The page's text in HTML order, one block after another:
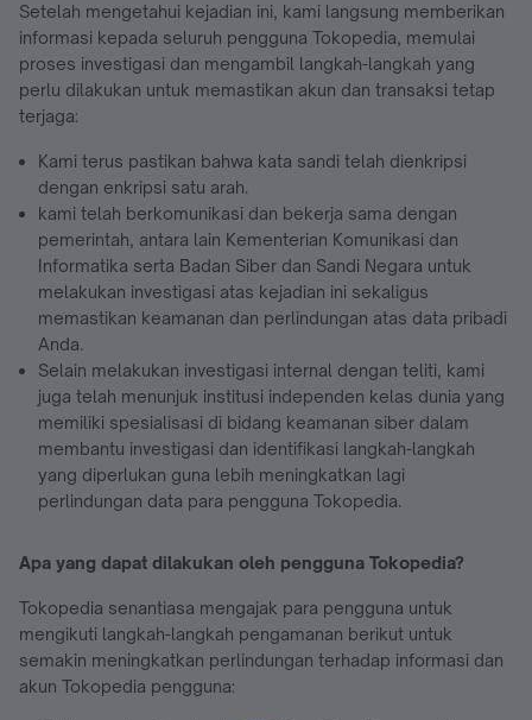
Setelah mengetahui kejadian ini, kami langsung memberikan
informasi kepada seluruh pengguna Tokopedia, memulai
proses investigasi dan mengambil langkah-langkah yang
perlu dilakukan untuk memastikan akun dan transaksi tetap
terjaga:
Kami terus pastikan bahwa kata sandi telah dienkripsi
dengan enkripsi satu arah.
kami telah berkomunikasi dan bekerja sama dengan
pemerintah, antara lain Kementerian Komunikasi dan
Informatika serta Badan Siber dan Sandi Negara untuk
melakukan investigasi atas kejadian ini sekaligus
memastikan keamanan dan perlindungan atas data pribadi
Anda.
Selain melakukan investigasi internal dengan teliti, kami
juga telah menunjuk institusi independen kelas dunia yang
memiliki spesialisasi di bidang keamanan siber dalam
membantu investigasi dan identifikasi langkah-langkah
yang diperlukan guna lebih meningkatkan lagi
perlindungan data para pengguna Tokopedia.
Apa yang dapat dilakukan oleh pengguna Tokopedia?
Tokopedia senantiasa mengajak para pengguna untuk
mengikuti langkah-langkah pengamanan berikut untuk
semakin meningkatkan perlindungan terhadap informasi dan
akun Tokopedia pengguna: